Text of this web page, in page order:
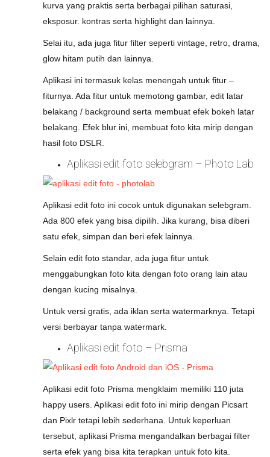
kurva yang praktis serta berbagai pilihan saturasi,
eksposur. kontras serta highlight dan lainnya.
Selai itu, ada juga fitur filter seperti vintage, retro, drama,
glow hitam putih dan lainnya.
Aplikasi ini termasuk kelas menengah untuk fitur –
fiturnya. Ada fitur untuk memotong gambar, edit latar
belakang / background serta membuat efek bokeh latar
belakang. Efek blur ini, membuat foto kita mirip dengan
hasil foto DSLR.
Aplikasi edit foto selebgram – Photo Lab
Aplikasi edit foto ini cocok untuk digunakan selebgram.
Ada 800 efek yang bisa dipilih. Jika kurang, bisa diberi
satu efek, simpan dan beri efek lainnya.
Selain edit foto standar, ada juga fitur untuk
menggabungkan foto kita dengan foto orang lain atau
dengan kucing misalnya.
Untuk versi gratis, ada iklan serta watermarknya. Tetapi
versi berbayar tanpa watermark.
Aplikasi edit foto – Prisma
Aplikasi edit foto Prisma mengklaim memiliki 110 juta
happy users. Aplikasi edit foto ini mirip dengan Picsart
dan Pixlr tetapi lebih sederhana. Untuk keperluan
tersebut, aplikasi Prisma mengandalkan berbagai filter
serta efek yang bisa kita terapkan untuk foto kita.